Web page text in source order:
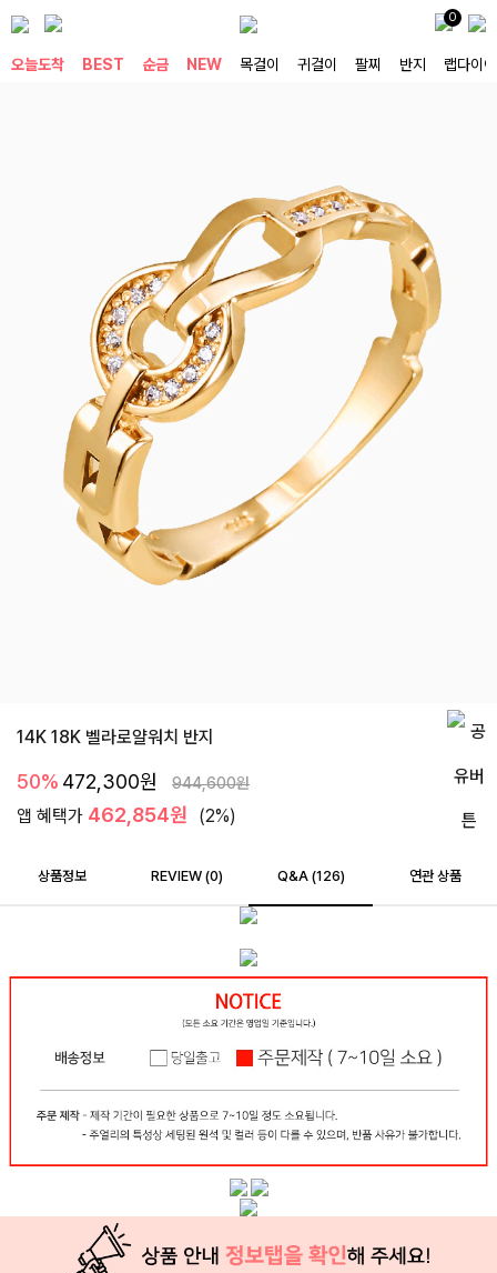
0
오늘도착 BEST 순금 NEW 목걸이 귀걸이 팔찌 반지 랩다이아
14K 18K 벨라로얄워치 반지
50% 472,300원 944,600원
앱 혜택가 462,854원 (2%)
상품정보 REVIEW (0) Q&A (126) 연관 상품